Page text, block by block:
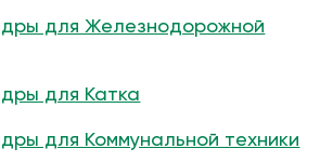
для Железнодорожной
для Катка
для Коммунальной техники